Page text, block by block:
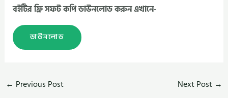
বইটির ফ্রি সফট কপি ডাউনলোড করুন এখানে-
ডাউনলোড
← Previous Post Next Post →